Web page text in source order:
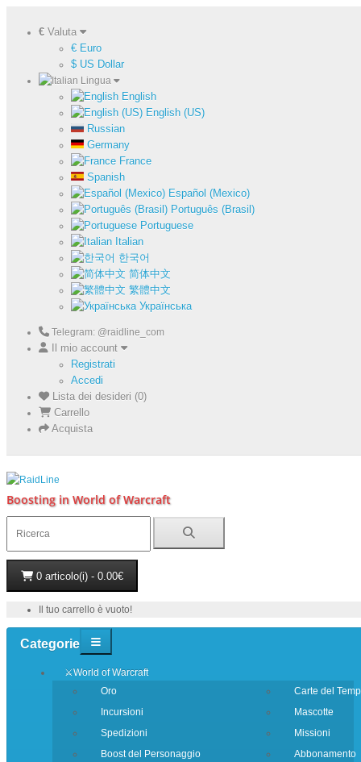
€ Valuta
€ Euro
$ US Dollar
Lingua
English
English (US)
Russian
Germany
France
Spanish
Español (Mexico)
Português (Brasil)
Portuguese
Italian
한국어
简体中文
繁體中文
Українська
Telegram: @raidline_com
Il mio account
Registrati
Accedi
Lista dei desideri (0)
Carrello
Acquista
Boosting in World of Warcraft
0 articolo(i) - 0.00€
Il tuo carrello è vuoto!
Categorie
⚔️World of Warcraft
Oro
Incursioni
Spedizioni
Boost del Personaggio
Carte del
Mascotte
Missioni
Abbonamento